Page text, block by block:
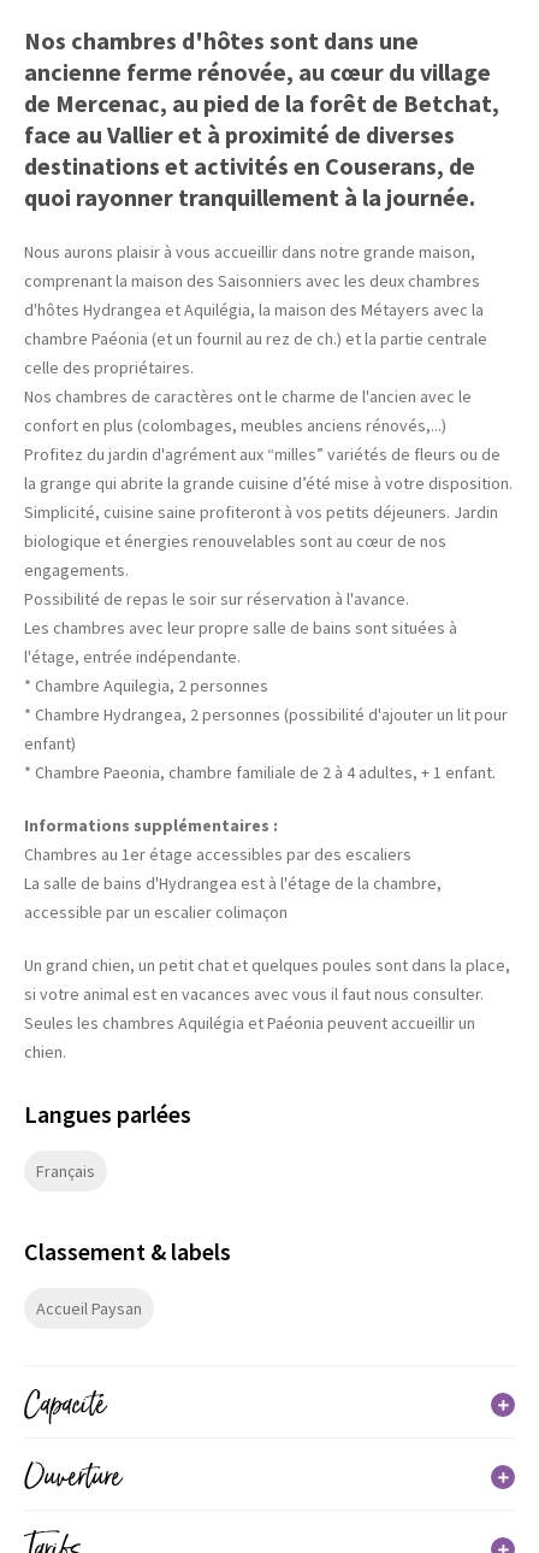
Nos chambres d'hôtes sont dans une
ancienne ferme rénovée, au cœur du village
de Mercenac, au pied de la forêt de Betchat,
face au Vallier et à proximité de diverses
destinations et activités en Couserans, de
quoi rayonner tranquillement à la journée.
Nous aurons plaisir à vous accueillir dans notre grande maison,
comprenant la maison des Saisonniers avec les deux chambres
d'hôtes Hydrangea et Aquilégia, la maison des Métayers avec la
chambre Paéonia (et un fournil au rez de ch.) et la partie centrale
celle des propriétaires.
Nos chambres de caractères ont le charme de l'ancien avec le
confort en plus (colombages, meubles anciens rénovés,...)
Profitez du jardin d'agrément aux “milles” variétés de fleurs ou de
la grange qui abrite la grande cuisine d’été mise à votre disposition.
Simplicité, cuisine saine profiteront à vos petits déjeuners. Jardin
biologique et énergies renouvelables sont au cœur de nos
engagements.
Possibilité de repas le soir sur réservation à l'avance.
Les chambres avec leur propre salle de bains sont situées à
l'étage, entrée indépendante.
* Chambre Aquilegia, 2 personnes
* Chambre Hydrangea, 2 personnes (possibilité d'ajouter un lit pour
enfant)
* Chambre Paeonia, chambre familiale de 2 à 4 adultes, + 1 enfant.
Informations supplémentaires :
Chambres au 1er étage accessibles par des escaliers
La salle de bains d'Hydrangea est à l'étage de la chambre,
accessible par un escalier colimaçon
Un grand chien, un petit chat et quelques poules sont dans la place,
si votre animal est en vacances avec vous il faut nous consulter.
Seules les chambres Aquilégia et Paéonia peuvent accueillir un
chien.
Langues parlées
Français
Classement & labels
Accueil Paysan
Capacité
3 chambre(s)
4 lit(s) simple
Ouverture